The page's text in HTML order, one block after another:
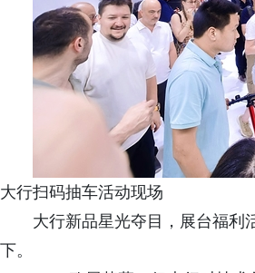
大行扫码抽车活动现场
大行新品星光夺目，展台福利
下。